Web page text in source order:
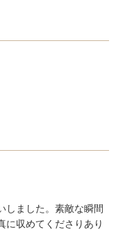
しました。素敵な瞬間
に収めてくださりあり